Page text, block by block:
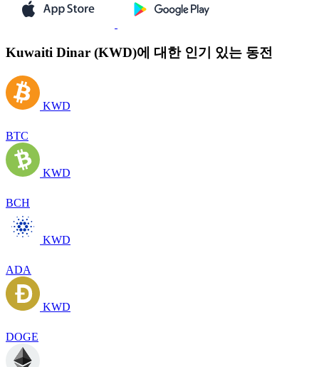
Kuwaiti Dinar (KWD)에 대한 인기 있는 동전
KWD
BTC
KWD
BCH
KWD
ADA
KWD
DOGE